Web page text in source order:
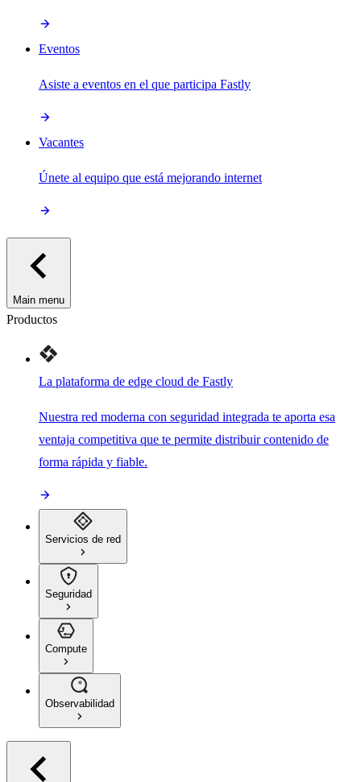
Eventos
Asiste a eventos en el que participa Fastly
Vacantes
Únete al equipo que está mejorando internet
Main menu
Productos
La plataforma de edge cloud de Fastly
Nuestra red moderna con seguridad integrada te aporta esa
ventaja competitiva que te permite distribuir contenido de
forma rápida y fiable.
Servicios de red
Seguridad
Compute
Observabilidad